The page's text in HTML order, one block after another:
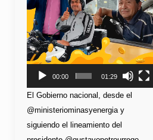
00:00 01:29
El Gobierno nacional, desde el
@ministeriominasyenergia y
siguiendo el lineamiento del